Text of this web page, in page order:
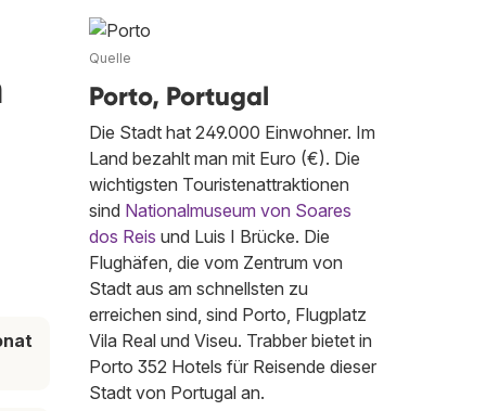
Quelle
Porto, Portugal
Die Stadt hat 249.000 Einwohner. Im
Land bezahlt man mit Euro (€). Die
wichtigsten Touristenattraktionen
sind Nationalmuseum von Soares
dos Reis und Luis I Brücke. Die
Flughäfen, die vom Zentrum von
Stadt aus am schnellsten zu
erreichen sind, sind Porto, Flugplatz
Vila Real und Viseu. Trabber bietet in
Porto 352 Hotels für Reisende dieser
Stadt von Portugal an.